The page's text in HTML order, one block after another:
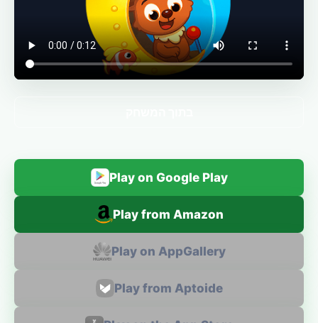
Play on Google Play
Play from Amazon
Play on AppGallery
Play from Aptoide